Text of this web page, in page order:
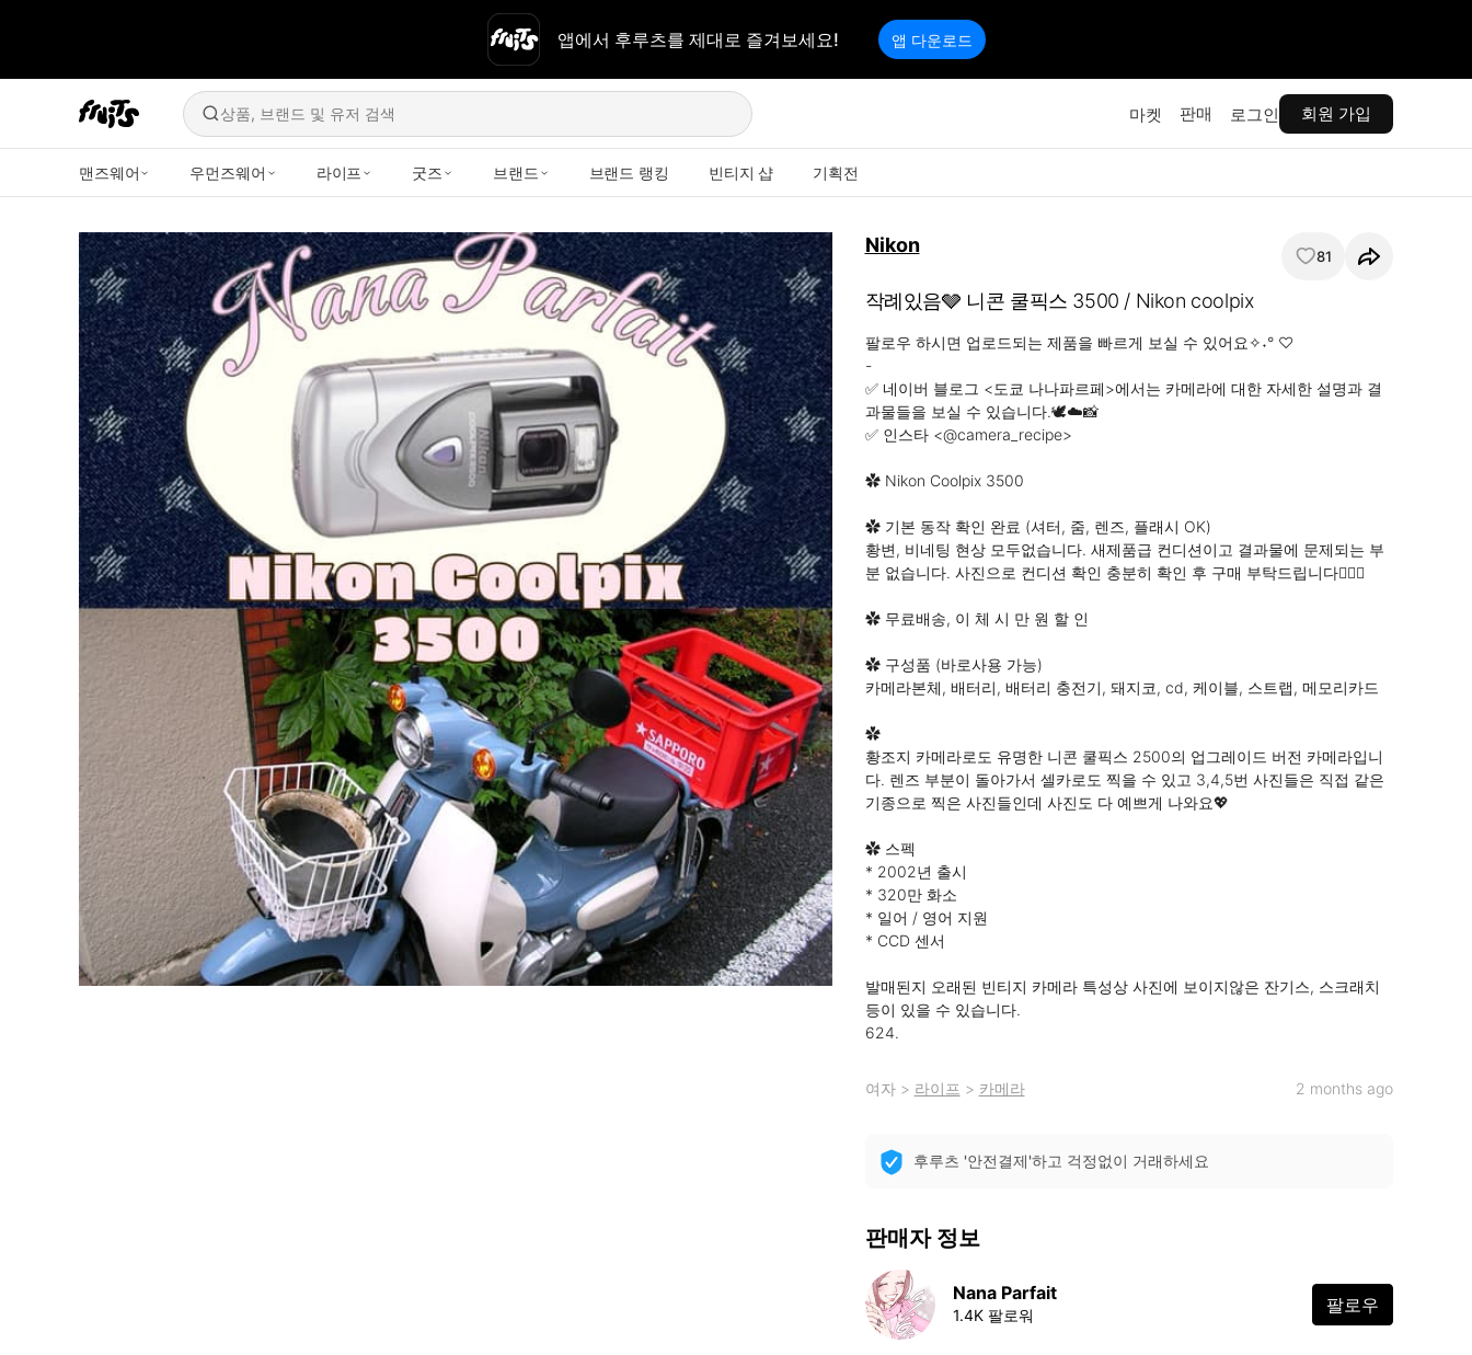
앱에서 후루츠를 제대로 즐겨보세요! 앱 다운로드
상품, 브랜드 및 유저 검색 마켓 판매 로그인 회원 가입
맨즈웨어 우먼즈웨어 라이프 굿즈 브랜드 브랜드 랭킹 빈티지 샵 기획전
Nikon 81
작례있음🩶 니콘 쿨픽스 3500 / Nikon coolpix
팔로우 하시면 업로드되는 제품을 빠르게 보실 수 있어요✧˖° ♡
-
✅ 네이버 블로그 <도쿄 나나파르페>에서는 카메라에 대한 자세한 설명과 결
과물들을 보실 수 있습니다.🕊️☁️📸
✅ 인스타 <@camera_recipe>
✿ Nikon Coolpix 3500
✿ 기본 동작 확인 완료 (셔터, 줌, 렌즈, 플래시 OK)
황변, 비네팅 현상 모두없습니다. 새제품급 컨디션이고 결과물에 문제되는 부
분 없습니다. 사진으로 컨디션 확인 충분히 확인 후 구매 부탁드립니다🙇🏻‍♀️
✿ 무료배송, 이 체 시 만 원 할 인
✿ 구성품 (바로사용 가능)
카메라본체, 배터리, 배터리 충전기, 돼지코, cd, 케이블, 스트랩, 메모리카드
✿
황조지 카메라로도 유명한 니콘 쿨픽스 2500의 업그레이드 버전 카메라입니
다. 렌즈 부분이 돌아가서 셀카로도 찍을 수 있고 3,4,5번 사진들은 직접 같은
기종으로 찍은 사진들인데 사진도 다 예쁘게 나와요💖
✿ 스펙
* 2002년 출시
* 320만 화소
* 일어 / 영어 지원
* CCD 센서
발매된지 오래된 빈티지 카메라 특성상 사진에 보이지않은 잔기스, 스크래치
등이 있을 수 있습니다.
624.
여자> 라이프 > 카메라 2 months ago
후루츠 '안전결제'하고 걱정없이 거래하세요
판매자 정보
Nana Parfait
1.4K 팔로워 팔로우